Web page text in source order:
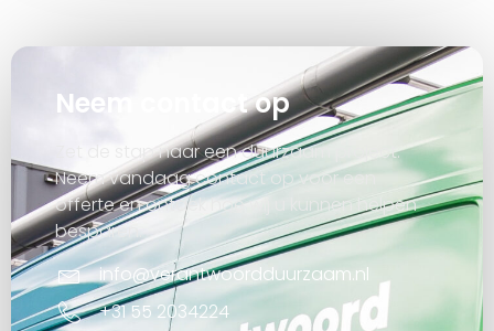
Neem contact op
Zet de stap naar een duurzaam project.
Neem vandaag contact op voor een
offerte en ontdek hoe wij u kunnen helpen
besparen.
info@verantwoordduurzaam.nl
+31 55 2034224